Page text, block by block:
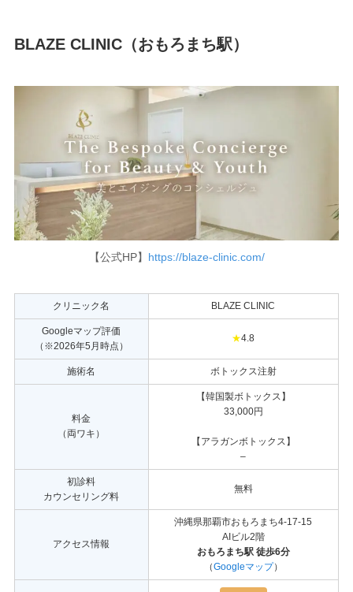
BLAZE CLINIC（おもろまち駅）
【公式HP】 https://blaze-clinic.com/
クリニック名 BLAZE CLINIC
Googleマップ評価
（※2026年5月時点）
★4.8
施術名 ボトックス注射
料金
（両ワキ）
【韓国製ボトックス】
33,000円
【アラガンボトックス】
–
初診料
カウンセリング料
無料
アクセス情報
沖縄県那覇市おもろまち4-17-15
AIビル2階
おもろまち駅 徒歩6分
（Googleマップ）